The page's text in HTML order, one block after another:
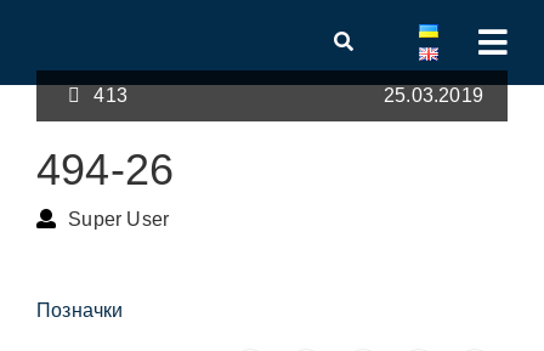
413 25.03.2019
494-26
Super User
Позначки